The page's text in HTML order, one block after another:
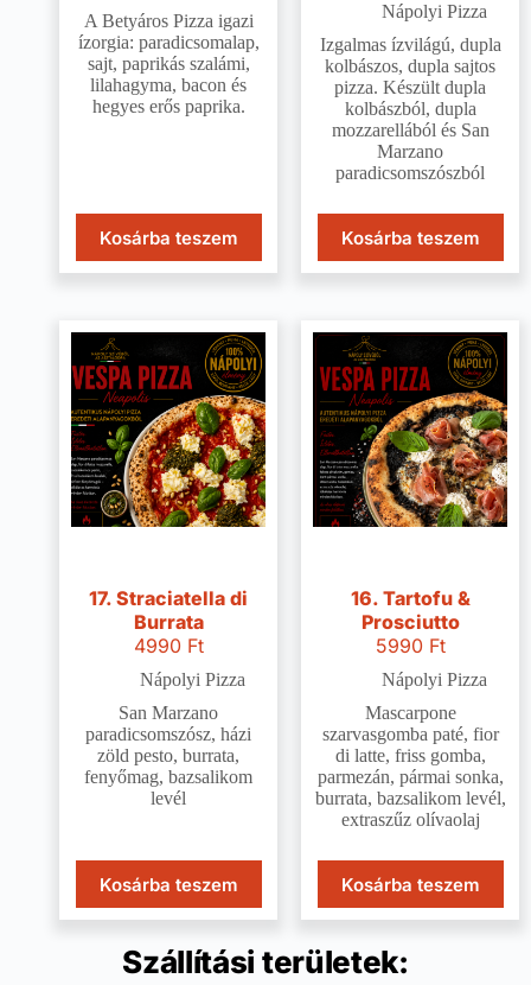
A Betyáros Pizza igazi
ízorgia: paradicsomalap,
sajt, paprikás szalámi,
lilahagyma, bacon és
hegyes erős paprika.
Kosárba teszem
Nápolyi Pizza
Izgalmas ízvilágú, dupla
kolbászos, dupla sajtos
pizza. Készült dupla
kolbászból, dupla
mozzarellából és San
Marzano
paradicsomszószból
Kosárba teszem
17. Straciatella di
Burrata
4990 Ft
Nápolyi Pizza
San Marzano
paradicsomszósz, házi
zöld pesto, burrata,
fenyőmag, bazsalikom
levél
Kosárba teszem
16. Tartofu &
Prosciutto
5990 Ft
Nápolyi Pizza
Mascarpone
szarvasgomba paté, fior
di latte, friss gomba,
parmezán, pármai sonka,
burrata, bazsalikom levél,
extraszűz olívaolaj
Kosárba teszem
Szállítási területek: